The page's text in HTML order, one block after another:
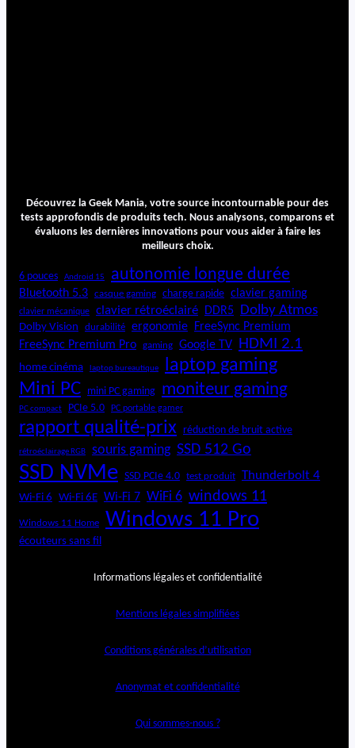
Découvrez la Geek Mania, votre source incontournable pour des
tests approfondis de produits tech. Nous analysons, comparons et
évaluons les dernières innovations pour vous aider à faire les
meilleurs choix.
6 pouces Android 15 autonomie longue durée
Bluetooth 5.3 casque gaming charge rapide clavier gaming
clavier mécanique clavier rétroéclairé DDR5 Dolby Atmos
Dolby Vision durabilité ergonomie
FreeSync Premium
FreeSync Premium Pro
gaming Google TV HDMI 2.1
home cinéma laptop bureautique laptop gaming
Mini PC mini PC gaming moniteur gaming
PC compact PCIe 5.0 PC portable gamer
rapport qualité-prix réduction de bruit active
rétroéclairage RGB souris gaming SSD 512 Go
SSD NVMe SSD PCIe 4.0 test produit Thunderbolt 4
Wi-Fi 6 Wi-Fi 6E Wi-Fi 7 WiFi 6 windows 11
Windows 11 Home Windows 11 Pro
écouteurs sans fil
Informations légales et confidentialité
Mentions légales simplifiées
Conditions générales d’utilisation
Anonymat et confidentialité
Qui sommes-nous ?